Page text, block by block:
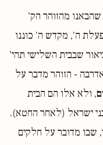
שהבאנו מהזוהר הק'
ה', מקדש ה' כוננו
שבבית השלישי תהי'
- הזוהר מדבר על
, ולא אלו הם הבית
ישראל (לאחר החטא).
שבו מדובר על חלקים